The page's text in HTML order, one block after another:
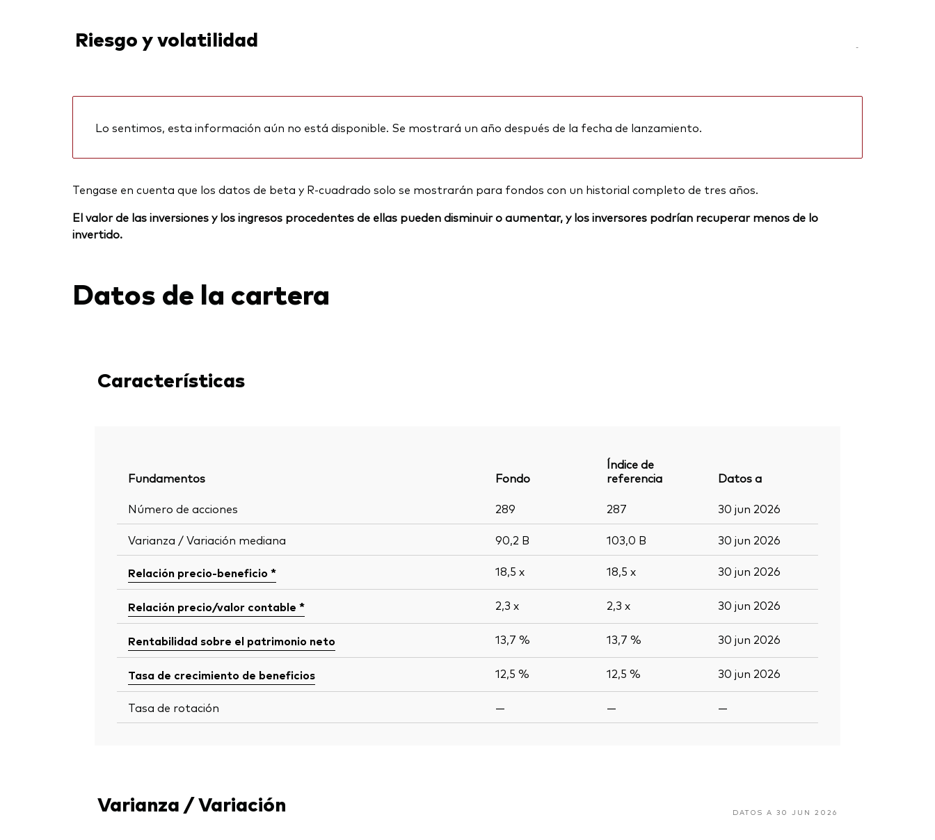
Riesgo y volatilidad -
Lo sentimos, esta información aún no está disponible. Se mostrará un año después de la fecha de lanzamiento.
Tengase en cuenta que los datos de beta y R-cuadrado solo se mostrarán para fondos con un historial completo de tres años.
El valor de las inversiones y los ingresos procedentes de ellas pueden disminuir o aumentar, y los inversores podrían recuperar menos de lo
invertido.
Datos de la cartera
Características
Fundamentos Fondo
Índice de
referencia
Datos a
Número de acciones
289 287 30 jun 2026
Varianza / Variación mediana 90,2 B 103,0 B 30 jun 2026
Relación precio-beneficio * 18,5 x 18,5 x 30 jun 2026
Relación precio/valor contable * 2,3 x 2,3 x 30 jun 2026
Rentabilidad sobre el patrimonio neto 13,7 % 13,7 % 30 jun 2026
Tasa de crecimiento de beneficios 12,5 % 12,5 % 30 jun 2026
Tasa de rotación — — —
Varianza / Variación DATOS A 30 JUN 2026